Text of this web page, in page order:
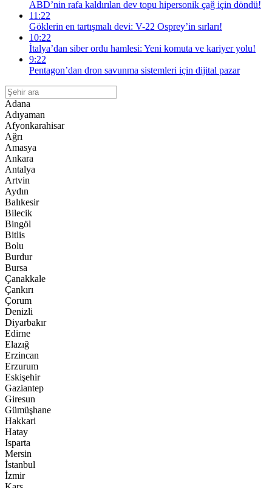
ABD’nin rafa kaldırılan dev topu hipersonik çağ için döndü!
11:22
Göklerin en tartışmalı devi: V-22 Osprey’in sırları!
10:22
İtalya’dan siber ordu hamlesi: Yeni komuta ve kariyer yolu!
9:22
Pentagon’dan dron savunma sistemleri için dijital pazar
Adana
Adıyaman
Afyonkarahisar
Ağrı
Amasya
Ankara
Antalya
Artvin
Aydın
Balıkesir
Bilecik
Bingöl
Bitlis
Bolu
Burdur
Bursa
Çanakkale
Çankırı
Çorum
Denizli
Diyarbakır
Edirne
Elazığ
Erzincan
Erzurum
Eskişehir
Gaziantep
Giresun
Gümüşhane
Hakkari
Hatay
Isparta
Mersin
İstanbul
İzmir